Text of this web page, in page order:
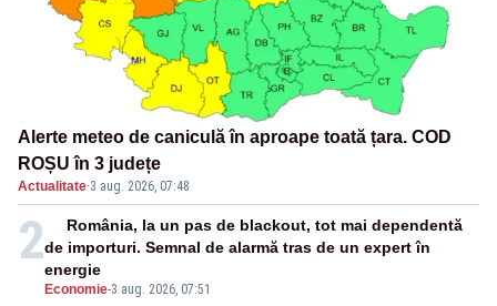
Alerte meteo de caniculă în aproape toată țara. COD
ROȘU în 3 județe
Actualitate·3 aug. 2026, 07:48
2
Economie-3 aug. 2026, 07:51
România, la un pas de blackout, tot mai dependentă
de importuri. Semnal de alarmă tras de un expert în
energie